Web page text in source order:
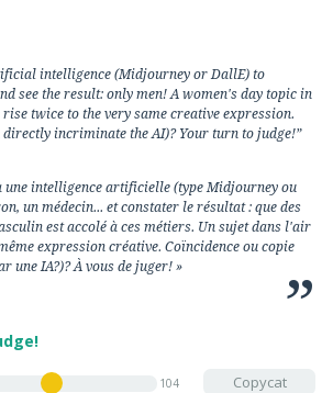
intelligence (Midjourney or DallE) to
see the result: only men! A women's day topic in
twice to the very same creative expression.
directly incriminate the AI)? Your turn to judge!”
une intelligence artificielle (type Midjourney ou
un médecin... et constater le résultat : que des
est accolé à ces métiers. Un sujet dans l'air
expression créative. Coïncidence ou copie
une IA?)? À vous de juger! »
104 Copycat